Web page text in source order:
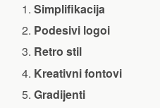
Simplifikacija
Podesivi logoi
Retro stil
Kreativni fontovi
Gradijenti